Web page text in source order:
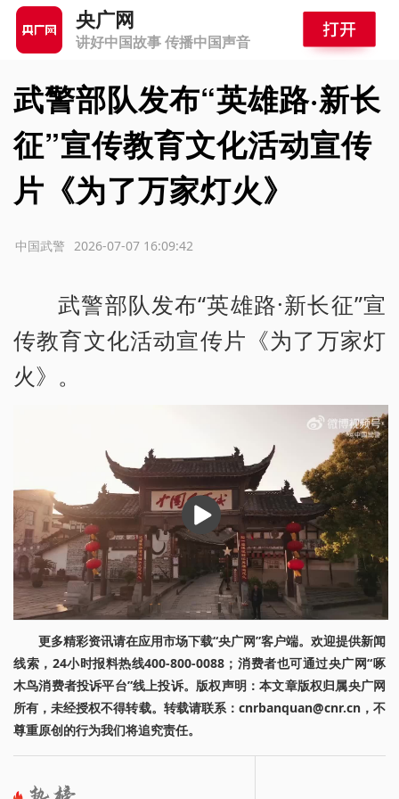
央广网
讲好中国故事 传播中国声音
武警部队发布“英雄路·新长
征”宣传教育文化活动宣传
片《为了万家灯火》
2026-07-07 16:09:42
中国武警
武警部队发布“英雄路·新长征”宣
传教育文化活动宣传片《为了万家灯
火》。
播
放
更多精彩资讯请在应用市场下载“央广网”客户端。欢迎提供新闻
线索，24小时报料热线400-800-0088；消费者也可通过央广网“啄
木鸟消费者投诉平台”线上投诉。版权声明：本文章版权归属央广网
所有，未经授权不得转载。转载请联系：cnrbanquan@cnr.cn，不
尊重原创的行为我们将追究责任。